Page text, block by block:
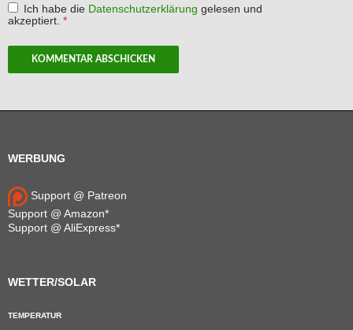
Ich habe die Datenschutzerklärung gelesen und
akzeptiert. *
WERBUNG
Support @ Patreon
Support @ Amazon*
Support @ AliExpress*
WETTER/SOLAR
TEMPERATUR